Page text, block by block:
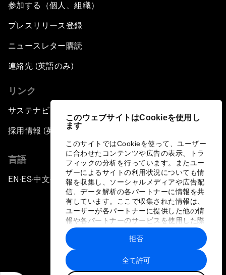
このウェブサイトはCookieを使用し
ます
このサイトではCookieを使って、ユーザー
に合わせたコンテンツや広告の表示、トラ
フィックの分析を行っています。またユー
ザーによるサイトの利用状況についても情
報を収集し、ソーシャルメディアや広告配
信、データ解析の各パートナーに情報を共
有しています。ここで収集された情報は、
ユーザーが各パートナーに提供した他の情
報や各パートナーのサービスを使用した際
に収集された情報と組み合わされ、各パー
トナーによって使用されることがありま
す。
全て許可
拒否
参加する（個人、組織）
プレスリリース登録
ニュースレター購読
連絡先 (英語のみ)
リンク
サステナビリティへの取り組み
採用情報 (英語のみ)
言語
EN ▪ ES▪中文▪ 日本語
プライバシーポリシーと利用規約
サイトマップ